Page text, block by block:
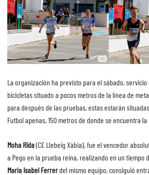
La organización ha previsto para el sábado,
bicicletas situado a pocos metros de la línea de
para después de las pruebas, estas estarán
Futbol apenas, 150 metros de donde se encuentra la
Moha Rida(CE Llebeig Xàbia), fue el vencedor
a Pego en la prueba reina, realizando en un tiempo
María Isabel Ferrerdel mismo equipo, consiguió